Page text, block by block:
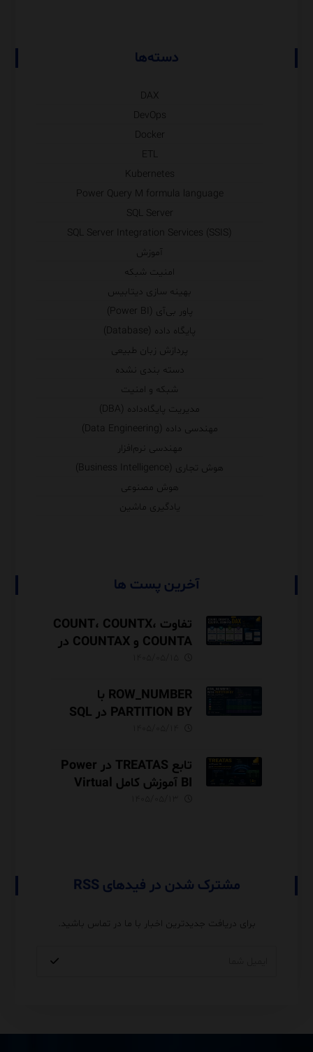
دسته‌ها
DAX
DevOps
Docker
ETL
Kubernetes
Power Query M formula language
SQL Server
SQL Server Integration Services (SSIS)
آموزش
امنیت شبکه
بهینه سازی دیتابیس
پاور بی‌آی (Power BI)
پایگاه داده (Database)
پردازش زبان طبیعی
دسته بندی نشده
شبکه و امنیت
مدیریت پایگاه‌داده (DBA)
مهندسی داده (Data Engineering)
مهندسی نرم‌افزار
هوش تجاری (Business Intelligence)
هوش مصنوعی
یادگیری ماشین
آخرین پست ها
تفاوت COUNT، COUNTX،
COUNTA و COUNTAX در
ROW_NUMBER با
PARTITION BY در SQL
تابع TREATAS در Power
BI آموزش کامل Virtual
مشترک شدن در فیدهای RSS
برای دریافت جدیدترین اخبار با ما در تماس باشید.